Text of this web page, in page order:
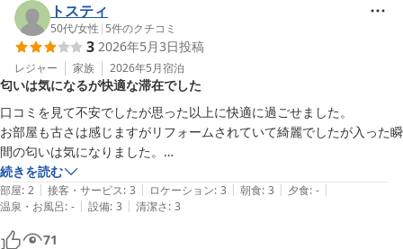
トスティ
50代/女性 | 5件のクチコミ
3 2026年5月3日投稿
レジャー 家族 2026年5月宿泊
匂いは気になるが快適な滞在でした
口コミを見て不安でしたが思った以上に快適に過ごせました。
お部屋も古さは感じますがリフォームされていて綺麗でしたが入った瞬
間の匂いは気になりました。
朝食もお値段を考えたら企業努力を感じました。
続きを読む
部屋: 2 | 接客・サービス: 3 | ロケーション: 3 | 朝食: 3 | 夕食: - |
温泉・お風呂: - | 設備: 3 | 清潔さ: 3
71